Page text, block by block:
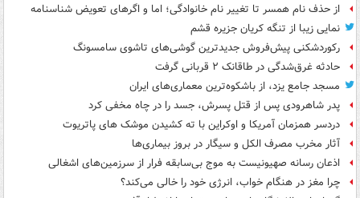
از حذف نام همسر تا تغییر نام خانوادگی؛ اما و اگرهای تعویض شناسنامه
نمایی زیبا از تنگه کریان جزیره قشم
رکوردشکنی پیش‌فروش جدیدترین گوشی‌های تاشوی سامسونگ
حادثه غرق‌شدگی در طاقانک ۲ قربانی گرفت
مسجد جامع یزد، از باشکوه‌ترین معماری‌های ایران
پدر شاهرودی پس از قتل پسرش، جسد را در چاه مخفی کرد
دردسر همزمان آمریکا و اوکراین با ته کشیدن موشک های پاتریوت
آثار مخرب مصرف الکل و سیگار در بروز بیماری‌ها
اذعان رسانه صهیونیست به موج بی‌سابقه فرار از سرزمین‌های اشغالی
چرا مغز در هنگام خواب، انرژی خود را خالی می‌کند؟